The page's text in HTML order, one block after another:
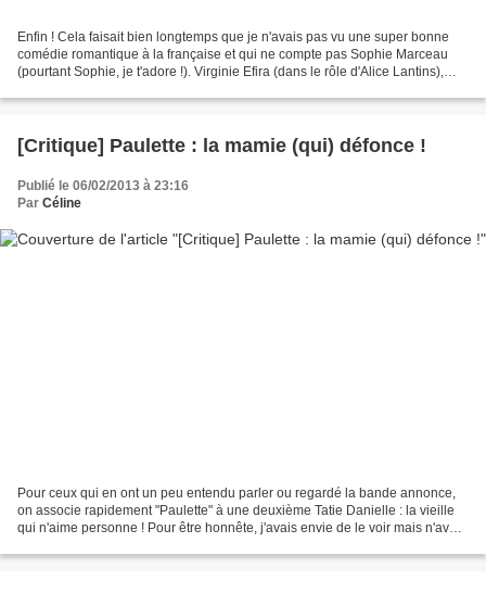
Enfin ! Cela faisait bien longtemps que je n'avais pas vu une super bonne
comédie romantique à la française et qui ne compte pas Sophie Marceau
(pourtant Sophie, je t'adore !). Virginie Efira (dans le rôle d'Alice Lantins),
[Critique] Paulette : la mamie (qui) défonce !
Publié le 06/02/2013 à 23:16
Par Céline
Pour ceux qui en ont un peu entendu parler ou regardé la bande annonce,
on associe rapidement "Paulette" à une deuxième Tatie Danielle : la vieille
qui n'aime personne ! Pour être honnête, j'avais envie de le voir mais n'avais